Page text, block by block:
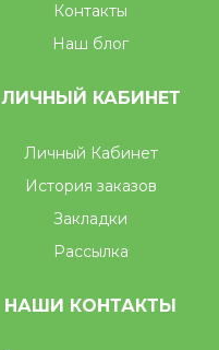
Контакты
Наш блог
ЛИЧНЫЙ КАБИНЕТ
Личный Кабинет
История заказов
Закладки
Рассылка
НАШИ КОНТАКТЫ